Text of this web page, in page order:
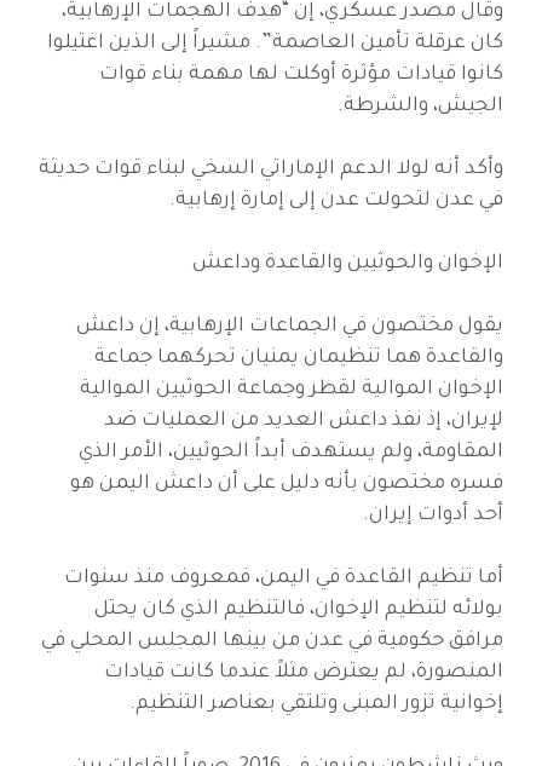
وقال مصدر عسكري، إن “هدف الهجمات الإرهابية،
كان عرقلة تأمين العاصمة”. مشيراً إلى الذين اغتيلوا
كانوا قيادات مؤثرة أوكلت لها مهمة بناء قوات
الجيش، والشرطة.
وأكد أنه لولا الدعم الإماراتي السخي لبناء قوات حديثة
في عدن لتحولت عدن إلى إمارة إرهابية.
الإخوان والحوثيين والقاعدة وداعش
يقول مختصون في الجماعات الإرهابية، إن داعش
والقاعدة هما تنظيمان يمنيان تحركهما جماعة
الإخوان الموالية لقطر وجماعة الحوثيين الموالية
لإيران، إذ نفذ داعش العديد من العمليات ضد
المقاومة، ولم يستهدف أبداً الحوثيين، الأمر الذي
فسره مختصون بأنه دليل على أن داعش اليمن هو
أحد أدوات إيران.
أما تنظيم القاعدة في اليمن، فمعروف منذ سنوات
بولائه لتنظيم الإخوان، فالتنظيم الذي كان يحتل
مرافق حكومية في عدن من بينها المجلس المحلي في
المنصورة، لم يعترض مثلاً عندما كانت قيادات
إخوانية تزور المبنى وتلتقي بعناصر التنظيم.